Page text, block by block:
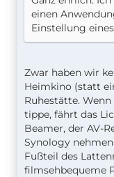
einen
Einstellung
Zwar haben wir
Heimkino (statt
Ruhestätte.
tippe, fährt das
Beamer, der AV-
Synology
Fußteil des
filmsehbequeme